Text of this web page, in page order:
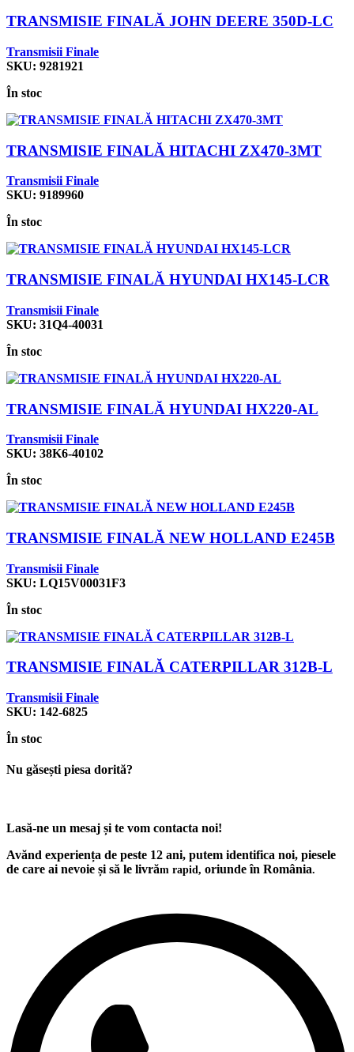
TRANSMISIE FINALĂ JOHN DEERE 350D-LC
Transmisii Finale
SKU: 9281921
În stoc
TRANSMISIE FINALĂ HITACHI ZX470-3MT
Transmisii Finale
SKU: 9189960
În stoc
TRANSMISIE FINALĂ HYUNDAI HX145-LCR
Transmisii Finale
SKU: 31Q4-40031
În stoc
TRANSMISIE FINALĂ HYUNDAI HX220-AL
Transmisii Finale
SKU: 38K6-40102
În stoc
TRANSMISIE FINALĂ NEW HOLLAND E245B
Transmisii Finale
SKU: LQ15V00031F3
În stoc
TRANSMISIE FINALĂ CATERPILLAR 312B-L
Transmisii Finale
SKU: 142-6825
În stoc
Nu găsești piesa dorită?
Lasă-ne un mesaj și te vom contacta noi!
Avănd experiența de peste 12 ani, putem identifica noi, piesele
de care ai nevoie și să le livrăm rapid, oriunde în România.